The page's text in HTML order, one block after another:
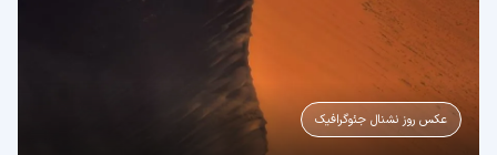
عکس روز نشنال جئوگرافیک